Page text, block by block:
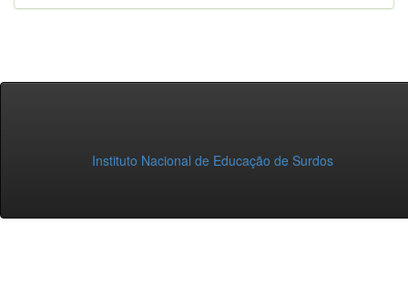
Instituto Nacional de Educação de Surdos